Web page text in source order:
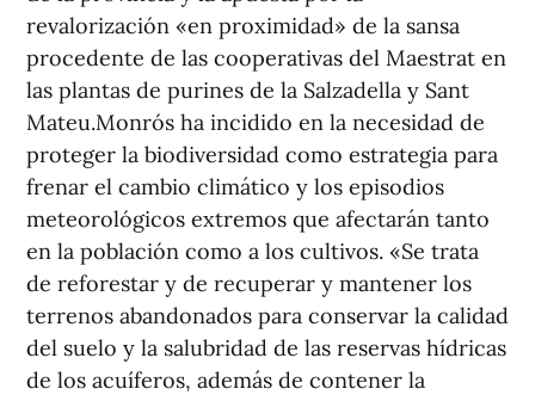
revalorización «en proximidad» de la sansa
procedente de las cooperativas del Maestrat en
las plantas de purines de la Salzadella y Sant
Mateu.Monrós ha incidido en la necesidad de
proteger la biodiversidad como estrategia para
frenar el cambio climático y los episodios
meteorológicos extremos que afectarán tanto
en la población como a los cultivos. «Se trata
de reforestar y de recuperar y mantener los
terrenos abandonados para conservar la calidad
del suelo y la salubridad de las reservas hídricas
de los acuíferos, además de contener la